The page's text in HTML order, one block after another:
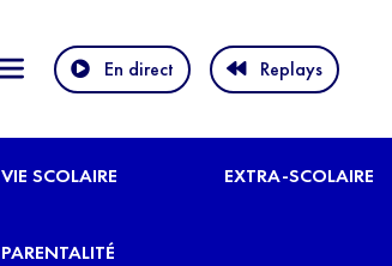
En direct Replays
VIE SCOLAIRE EXTRA-SCOLAIRE
PARENTALITÉ